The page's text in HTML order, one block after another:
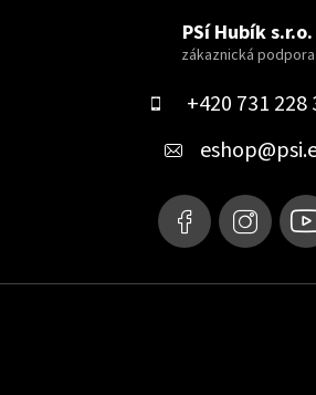
PSí Hubík s.r.o.
+420 731 228
eshop@